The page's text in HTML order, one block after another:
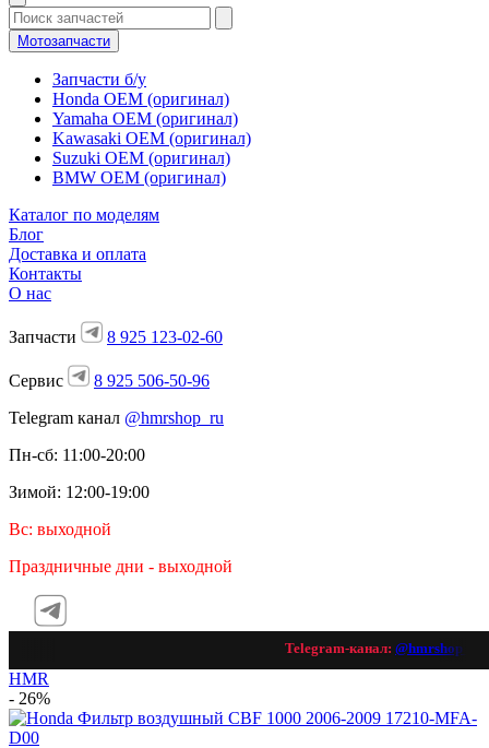
Мотозапчасти
Запчасти б/у
Honda OEM (оригинал)
Yamaha OEM (оригинал)
Kawasaki OEM (оригинал)
Suzuki OEM (оригинал)
BMW OEM (оригинал)
Каталог по моделям
Блог
Доставка и оплата
Контакты
О нас
Запчасти 8 925 123-02-60
Сервис
8 925 506-50-96
Telegram канал @hmrshop_ru
Пн-сб: 11:00-20:00
Зимой: 12:00-19:00
Вс: выходной
Праздничные дни - выходной
Telegram-канал:@hmrshop_ru
HMR
- 26%